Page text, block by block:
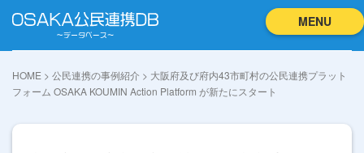
MENU
HOME > 公民連携の事例紹介 > 大阪府及び府内43市町村の公民連携プラット
フォーム OSAKA KOUMIN Action Platform が新たにスタート